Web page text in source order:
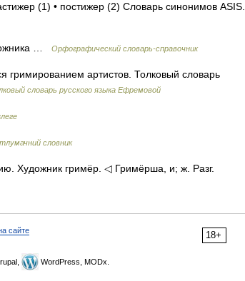
(1) • постижер (2) Словарь синонимов ASIS.
… Орфографический словарь-справочник
артистов. Толковый словарь
словарь русского языка Ефремовой
тлумачний словник
Художник гримёр. ◁ Гримёрша, и; ж. Разг.
18+
сайте
WordPress, MODx.